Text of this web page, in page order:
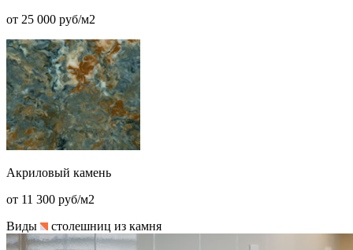
от 25 000 руб/м2
Акриловый камень
от 11 300 руб/м2
Виды
столешниц из камня